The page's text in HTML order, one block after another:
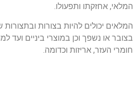
המלאי, אחזקתו ותפעולו.
המלאים יכולים להיות בצורות ובתצורות
בצובר או נשפך וכן במוצרי ביניים ועד
חומרי העזר, אריזות וכדומה.